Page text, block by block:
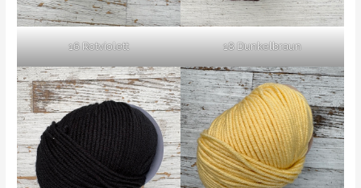
16 Rotviolett 18 Dunkelbraun